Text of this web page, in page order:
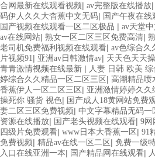
合网最新在线观看视频| av完整版在线播放|
码伊人久久大杳蕉中文无码| 国产午夜在线
国产视频在线观看一区二区极品 | av天堂
av在线网站| 熟女一区二区三区免费高清|
老司机免费福利视频在线观看| av色综合
片视频91| 亚洲av日韩激情av| 天天色天天
青青激情视频在线最新 | 人妻 日韩 欧美 综
婷综合久久精品一区二区三区 | 高潮精品喷
香蕉伊人一区二区三区 | 亚洲激情婷婷久久
操死你 骚货 视色| 国产成人18黄网站免费
妻二区三区免费视频| 中文字幕精品无码一
资源在线播放| 国产老头视频在线观看| 9网
四级片免费观看| www日本大香蕉一区 | 91
免费视频| 精品av在线一区二区 | 免费一级
入口在线亚洲一本| 国产精品网在线观看|